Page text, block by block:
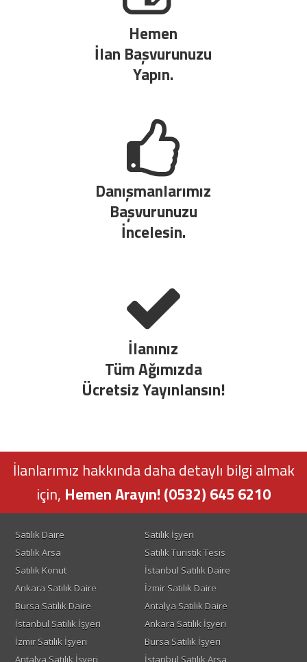
Hemen
İlan Başvurunuzu
Yapın.
Danışmanlarımız
Başvurunuzu
İncelesin.
İlanınız
Tüm Ağımızda
Ücretsiz Yayınlansın!
İlanlarımız hakkında daha detaylı bilgi almak
için, Hemen Arayın! (0532) 645 6210
Satılık Daire
Satılık İşyeri
Satılık Arsa
Satılık Turistik Tesis
Satılık Konut
İstanbul Satılık Daire
Ankara Satılık Daire
İzmir Satılık Daire
Bursa Satılık Daire
Antalya Satılık Daire
İstanbul Satılık İşyeri
Ankara Satılık İşyeri
İzmir Satılık İşyeri
Bursa Satılık İşyeri
Antalya Satılık İşyeri
İstanbul Satılık Arsa